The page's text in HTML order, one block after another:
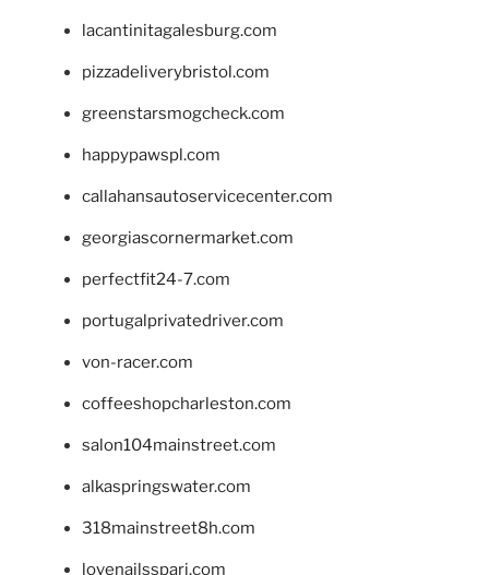
lacantinitagalesburg.com
pizzadeliverybristol.com
greenstarsmogcheck.com
happypawspl.com
callahansautoservicecenter.com
georgiascornermarket.com
perfectfit24-7.com
portugalprivatedriver.com
von-racer.com
coffeeshopcharleston.com
salon104mainstreet.com
alkaspringswater.com
318mainstreet8h.com
lovenailsspari.com